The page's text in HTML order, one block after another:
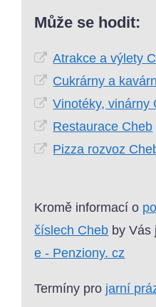
Může se hodit:
Atrakce a výlety
Cukrárny a
Vinotéky, vinárny
Restaurace Cheb
Pizza rozvoz
Kromě informací o
číslech Cheb by Vás
e - Penziony. cz
Termíny pro jarní